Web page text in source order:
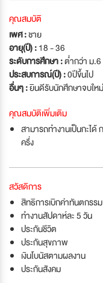
คุณสมบัติ
เพศ :ชาย
อายุ(ปี) :18 - 36
ระดับการศึกษา :ต่ำกว่า ม.6
ประสบการณ์(ปี) :0ปีขึ้นไป
อื่นๆ :ยินดีรับนักศึกษาจบใหม่
คุณสมบัติเพิ่มเติม
สามารถทำงานเป็นกะได้
ครึ่ง
สวัสดิการ
สิทธิการเบิกค่าทันตกรรม
ทำงานสัปดาห์ละ 5 วัน
ประกันชีวิต
ประกันสุขภาพ
เงินโบนัสตามผลงาน
ประกันสังคม